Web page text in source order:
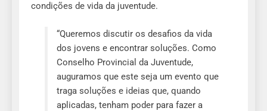
condições de vida da juventude.
“Queremos discutir os desafios da vida
dos jovens e encontrar soluções. Como
Conselho Provincial da Juventude,
auguramos que este seja um evento que
traga soluções e ideias que, quando
aplicadas, tenham poder para fazer a